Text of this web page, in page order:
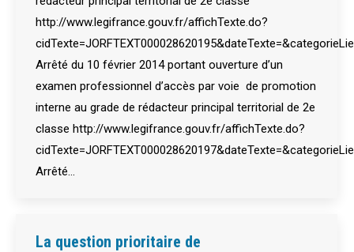
http://www.legifrance.gouv.fr/affichTexte.do?
Arrêté du 10 février 2014 portant ouverture d’un
examen professionnel d’accès par voie de promotion
interne au grade de rédacteur principal territorial de 2e
classe http://www.legifrance.gouv.fr/affichTexte.do?
Arrêté…
La question prioritaire de